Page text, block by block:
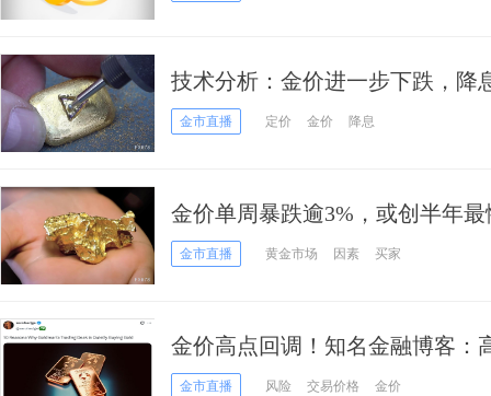
技术分析：金价进一步下跌，降
金市直播 定价 金价 降息
金价单周暴跌逾3%，或创半年
吗？
金市直播 黄金市场 因素 买家
金价高点回调！知名金融博客：
关键信号……
金市直播 风险 交易价格 金价